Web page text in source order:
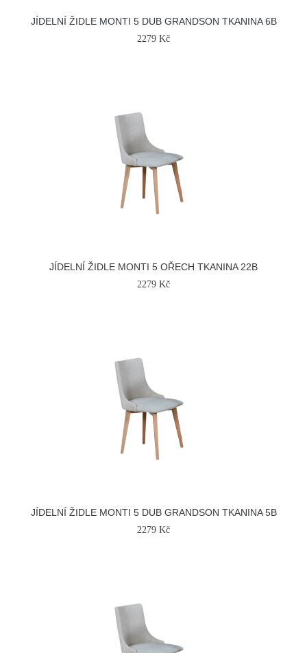
JÍDELNÍ ŽIDLE MONTI 5 DUB GRANDSON TKANINA 6B
2279 Kč
JÍDELNÍ ŽIDLE MONTI 5 OŘECH TKANINA 22B
2279 Kč
JÍDELNÍ ŽIDLE MONTI 5 DUB GRANDSON TKANINA 5B
2279 Kč